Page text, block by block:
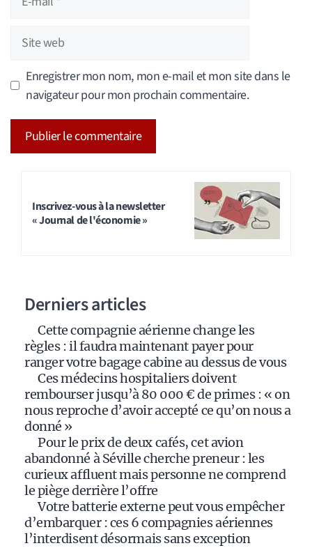
Site
web
Enregistrer mon nom, mon e-mail et mon site dans le
navigateur pour mon prochain commentaire.
Inscrivez-vous à la newsletter
« Journal de l'économie »
Derniers articles
Cette compagnie aérienne change les
règles : il faudra maintenant payer pour
ranger votre bagage cabine au dessus de vous
Ces médecins hospitaliers doivent
rembourser jusqu’à 80 000 € de primes : « on
nous reproche d’avoir accepté ce qu’on nous a
donné »
Pour le prix de deux cafés, cet avion
abandonné à Séville cherche preneur : les
curieux affluent mais personne ne comprend
le piège derrière l’offre
Votre batterie externe peut vous empêcher
d’embarquer : ces 6 compagnies aériennes
l’interdisent désormais sans exception